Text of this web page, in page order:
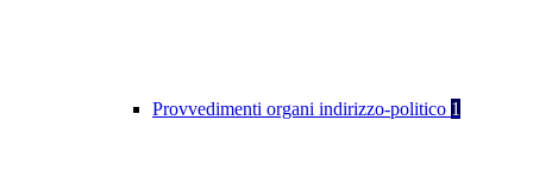
Provvedimenti organi indirizzo-politico 1